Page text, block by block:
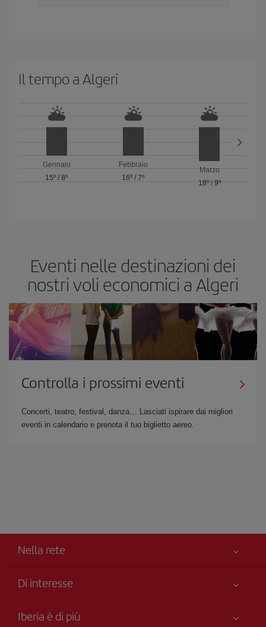
Il tempo a Algeri
Gennaio
15º /8º
Febbraio
16º / 7º
Marzo
18º/ 9º
Eventi nelle destinazioni dei
nostri voli economici a Algeri
Controlla i prossimi eventi
Concerti, teatro, festival, danza… Lasciati ispirare dai migliori
eventi in calendario e prenota il tuo biglietto aereo.
Nella rete
Di interesse
La Sua sicurezza è una priorità
Iberia è di più